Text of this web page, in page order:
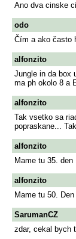
Ano dva cinske
odo
Čím a ako často
alfonzito
Jungle in da box
ma ph okolo 8 a
alfonzito
Tak vsetko sa
popraskane...
alfonzito
Mame tu 35.
alfonzito
Mame tu 50.
SarumanCZ
zdar, cekal bych